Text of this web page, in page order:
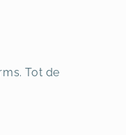
Tot de